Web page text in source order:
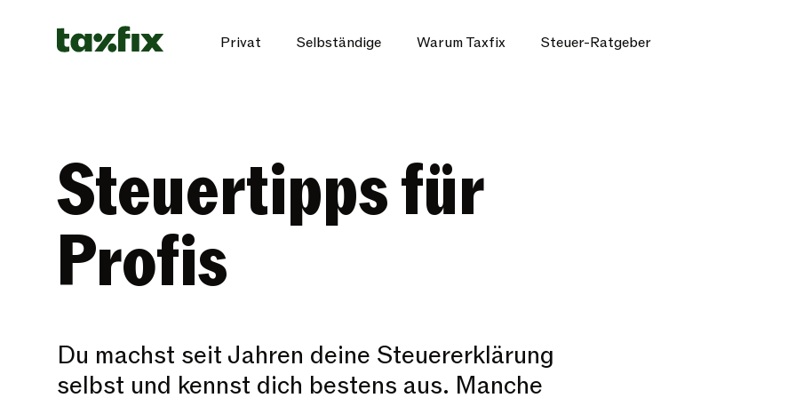
Privat Selbständige Warum Taxfix Steuer-Ratgeber
Steuertipps für
Profis
Du machst seit Jahren deine Steuererklärung
selbst und kennst dich bestens aus. Manche